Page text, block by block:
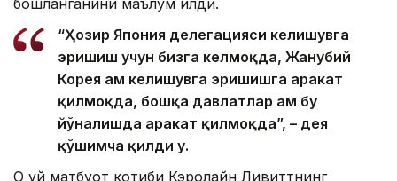
бошланганини маълум қилди.
“Ҳозир Япония делегацияси келишувга
эришиш учун бизга келмоқда, Жанубий
Корея ҳам келишувга эришишга ҳаракат
қилмоқда, бошқа давлатлар ҳам бу
йўналишда ҳаракат қилмоқда”, – дея
қўшимча қилди у.
Оқ уй матбуот котиби Кэролайн Ливиттнинг